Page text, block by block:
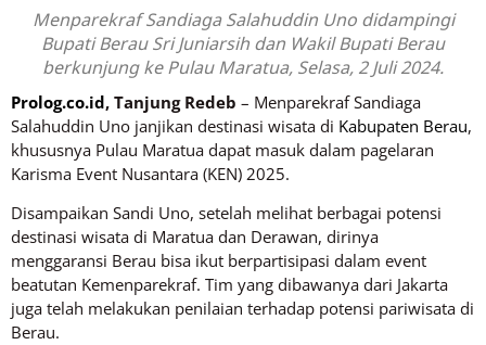
Menparekraf Sandiaga Salahuddin Uno didampingi
Bupati Berau Sri Juniarsih dan Wakil Bupati Berau
berkunjung ke Pulau Maratua, Selasa, 2 Juli 2024.
Prolog.co.id, Tanjung Redeb – Menparekraf Sandiaga
Salahuddin Uno janjikan destinasi wisata di Kabupaten Berau,
khususnya Pulau Maratua dapat masuk dalam pagelaran
Karisma Event Nusantara (KEN) 2025.
Disampaikan Sandi Uno, setelah melihat berbagai potensi
destinasi wisata di Maratua dan Derawan, dirinya
menggaransi Berau bisa ikut berpartisipasi dalam event
beatutan Kemenparekraf. Tim yang dibawanya dari Jakarta
juga telah melakukan penilaian terhadap potensi pariwisata di
Berau.